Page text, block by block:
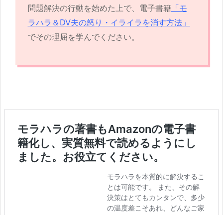
問題解決の行動を始めた上で、電子書籍「モ
ラハラ＆DV夫の怒り・イライラを消す方法」
でその理屈を学んでください。